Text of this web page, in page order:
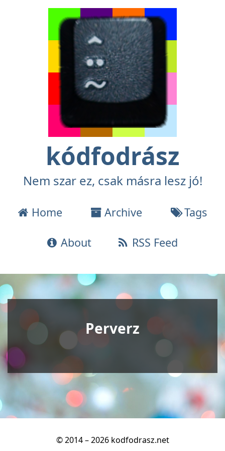
kódfodrász
Nem szar ez, csak másra lesz jó!
Home Archive Tags
About RSS Feed
Perverz
© 2014 – 2026 kodfodrasz.net